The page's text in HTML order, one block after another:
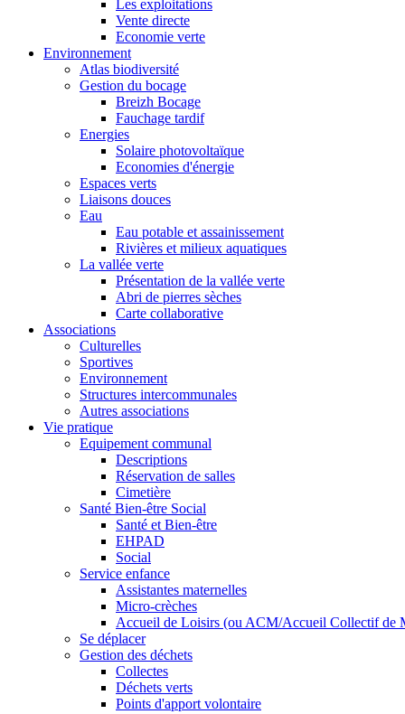
Les exploitations
Vente directe
Economie verte
Environnement
Atlas biodiversité
Gestion du bocage
Breizh Bocage
Fauchage tardif
Energies
Solaire photovoltaïque
Economies d'énergie
Espaces verts
Liaisons douces
Eau
Eau potable et assainissement
Rivières et milieux aquatiques
La vallée verte
Présentation de la vallée verte
Abri de pierres sèches
Carte collaborative
Associations
Culturelles
Sportives
Environnement
Structures intercommunales
Autres associations
Vie pratique
Equipement communal
Descriptions
Réservation de salles
Cimetière
Santé Bien-être Social
Santé et Bien-être
EHPAD
Social
Service enfance
Assistantes maternelles
Micro-crèches
Accueil de Loisirs (ou ACM/Accueil Collectif de
Se déplacer
Gestion des déchets
Collectes
Déchets verts
Points d'apport volontaire